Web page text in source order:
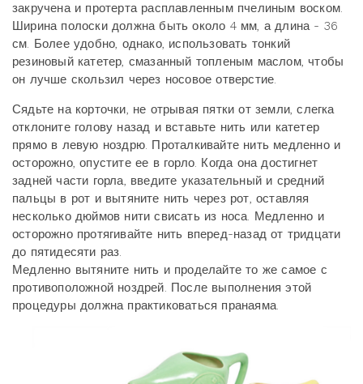
закручена и протерта расплавленным пчелиным воском.
Ширина полоски должна быть около 4 мм, а длина - 36
см. Более удобно, однако, использовать тонкий
резиновый катетер, смазанный топленым маслом, чтобы
он лучше скользил через носовое отверстие.
Сядьте на корточки, не отрывая пятки от земли, слегка
отклоните голову назад и вставьте нить или катетер
прямо в левую ноздрю. Проталкивайте нить медленно и
осторожно, опустите ее в горло. Когда она достигнет
задней части горла, введите указательный и средний
пальцы в рот и вытяните нить через рот, оставляя
несколько дюймов нити свисать из носа. Медленно и
осторожно протягивайте нить вперед-назад от тридцати
до пятидесяти раз.
Медленно вытяните нить и проделайте то же самое с
противоположной ноздрей. После выполнения этой
процедуры должна практиковаться пранаяма.